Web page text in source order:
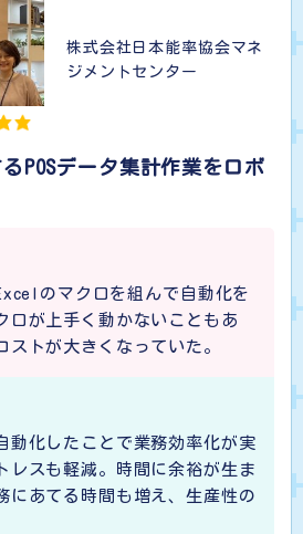
株式会社日本能率協会マネ
ジメントセンター
POSデータ集計作業をロボ
のマクロを組んで自動化を
ロが上手く動かないこともあ
ストが大きくなっていた。
動化したことで業務効率化が実
レスも軽減。時間に余裕が生ま
にあてる時間も増え、生産性の